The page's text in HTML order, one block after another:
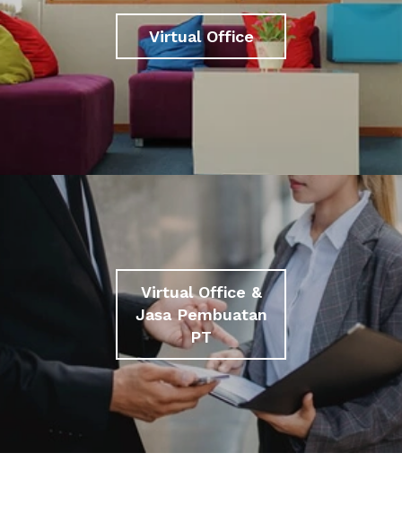
Virtual Office
Virtual Office &
Jasa Pembuatan
PT